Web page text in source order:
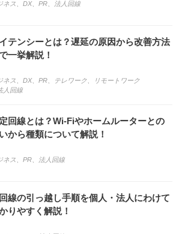
ネス DX、 PR 法人回線
テンシーとは？遅延の原因から改善方法
一挙解説！
ネス DX、 PR テレワーク
リモートワーク
人回線
回線とは？Wi-Fiやホームルーターとの
から種類について解説！
ネス PR 法人回線
線の引っ越し手順を個人・法人にわけて
りやすく解説！